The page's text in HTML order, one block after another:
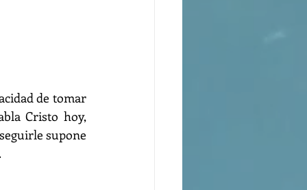
de tomar
Cristo hoy,
supone